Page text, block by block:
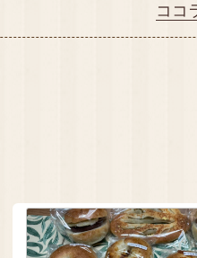
ココ